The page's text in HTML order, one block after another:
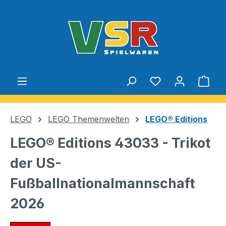
Du hast 0
LEGO LEGO Themenwelten LEGO® Editions
LEGO® Editions 43033 - Trikot
der US-
Fußballnationalmannschaft
2026